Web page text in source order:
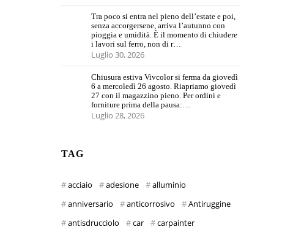
Tra poco si entra nel pieno dell’estate e poi,
senza accorgersene, arriva l’autunno con
pioggia e umidità. È il momento di chiudere
i lavori sul ferro, non di r…
Luglio 30, 2026
Chiusura estiva Vivcolor si ferma da giovedì
6 a mercoledì 26 agosto. Riapriamo giovedì
27 con il magazzino pieno. Per ordini e
forniture prima della pausa:…
Luglio 28, 2026
TAG
acciaio adesione
alluminio
anniversario
anticorrosivo
Antiruggine
antisdrucciolo
car
carpainter